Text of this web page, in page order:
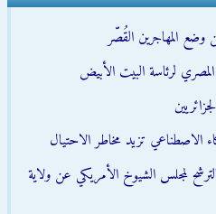
وضع المهاجرين القُصّر
لرئاسة البيت الأبيض
الاصطناعي تزيد مخاطر الاحتيال
لمجلس الشيوخ الأمريكي عن ولاية